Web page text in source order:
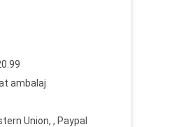
ambalaj
Union, , Paypal